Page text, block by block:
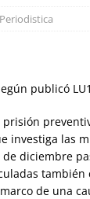
publicó
investiga las
de diciembre
también
de una